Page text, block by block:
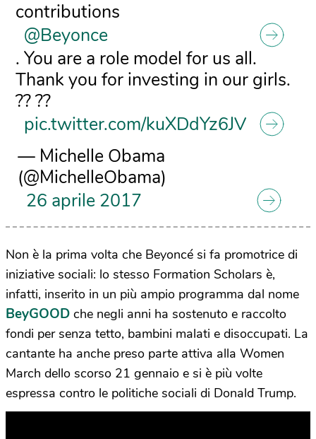
contributions
@Beyonce
. You are a role model for us all.
Thank you for investing in our girls.
?? ??
pic.twitter.com/kuXDdYz6JV
— Michelle Obama
(@MichelleObama)
26 aprile 2017
Non è la prima volta che Beyoncé si fa promotrice di
iniziative sociali: lo stesso Formation Scholars è,
infatti, inserito in un più ampio programma dal nome
BeyGOOD che negli anni ha sostenuto e raccolto
fondi per senza tetto, bambini malati e disoccupati. La
cantante ha anche preso parte attiva alla Women
March dello scorso 21 gennaio e si è più volte
espressa contro le politiche sociali di Donald Trump.